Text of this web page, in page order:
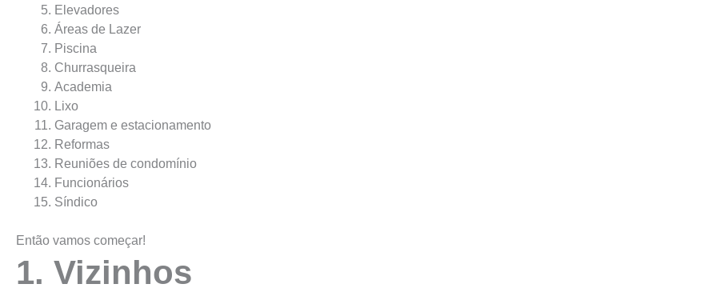
Elevadores
Áreas de Lazer
Piscina
Churrasqueira
Academia
Lixo
Garagem e estacionamento
Reformas
Reuniões de condomínio
Funcionários
Síndico
Então vamos começar!
1. Vizinhos